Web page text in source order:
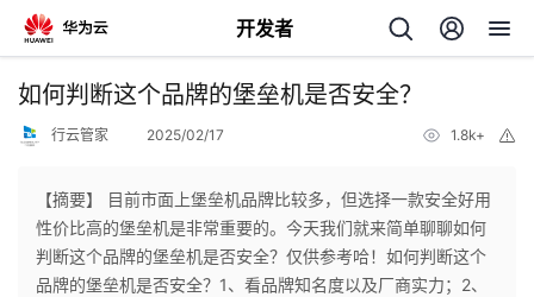
开发者
返
个
如何判断这个品牌的堡垒机是否安全？
行云管家 2025/02/17 1.8k+
【摘要】 目前市面上堡垒机品牌比较多，但选择一款安全好用
性价比高的堡垒机是非常重要的。今天我们就来简单聊聊如何
判断这个品牌的堡垒机是否安全？仅供参考哈！如何判断这个
品牌的堡垒机是否安全？1、看品牌知名度以及厂商实力；2、